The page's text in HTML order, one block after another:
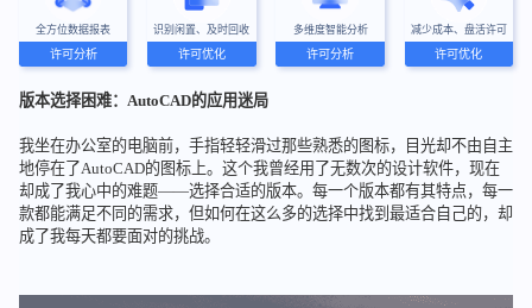
全方位数据报表
许可分析
识别闲置、及时回收
许可优化
多维度智能分析
许可分析
减少成本、盘活许可
许可优化
版本选择困难：AutoCAD的应用迷局
我坐在办公室的电脑前，手指轻轻滑过那些熟悉的图标，目光却不由自主
地停在了AutoCAD的图标上。这个我曾经用了无数次的设计软件，现在
却成了我心中的难题——选择合适的版本。每一个版本都有其特点，每一
款都能满足不同的需求，但如何在这么多的选择中找到最适合自己的，却
成了我每天都要面对的挑战。